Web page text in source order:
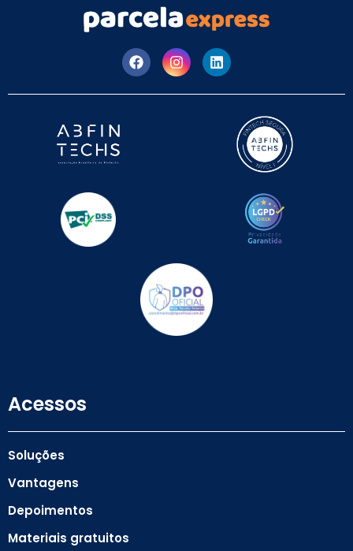
Acessos
Soluções
Vantagens
Depoimentos
Materiais gratuitos